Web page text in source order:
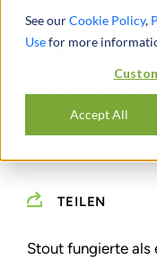
See ourCookie Policy,
Usefor more
Accept All
Beratung
einer
TEILEN
Stout fungierte als